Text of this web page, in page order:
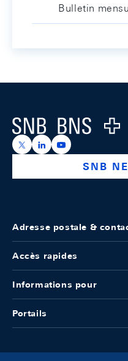
Bulletin
Logo
https://x.com/snb_bns
https://https://
SNB
Adresse postale &
Accès rapides
Informations pour
Portails